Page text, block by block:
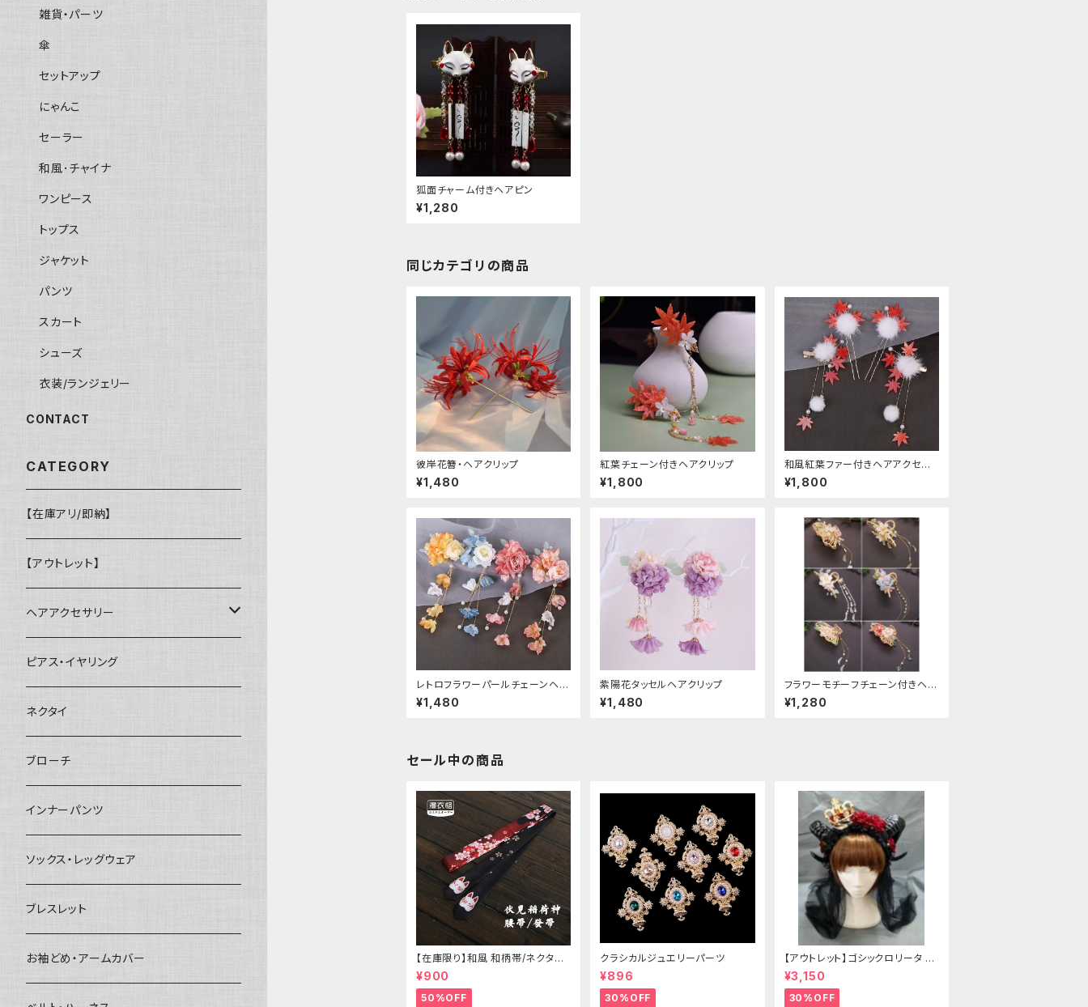
狐面チャーム付きヘアピン
¥1,280
同じカテゴリの商品
彼岸花簪・ヘアクリップ
¥1,480
紅葉チェーン付きヘアクリップ
¥1,800
和風紅葉ファー付きヘアアクセサ
リー
¥1,800
レトロフラワーパールチェーンヘア
クリップ
¥1,480
紫陽花タッセルヘアクリップ
¥1,480
フラワーモチーフチェーン付きヘア
クリップ
¥1,280
セール中の商品
【在庫限り】和風 和柄帯/ネクタイ/
リボン（狐面/金魚
¥900
50%OFF
クラシカルジュエリーパーツ
¥896
30%OFF
【アウトレット】ゴシックロリータ ゴ
ールドクラウン＆ホーン(ヴェール
付き)
¥3,150
30%OFF
雑貨・パーツ
傘
セットアップ
にゃんこ
セーラー
和風･チャイナ
ワンピース
トップス
ジャケット
パンツ
スカート
シューズ
衣装/ランジェリー
CONTACT
CATEGORY
【在庫アリ/即納】
【アウトレット】
ヘアアクセサリー
ヘアクリップ
ヘッドドレス・カチューシャ
ヘアゴム
簪
ピアス・イヤリング
ネクタイ
ブローチ
インナーパンツ
ソックス・レッグウェア
ブレスレット
お袖どめ・アームカバー